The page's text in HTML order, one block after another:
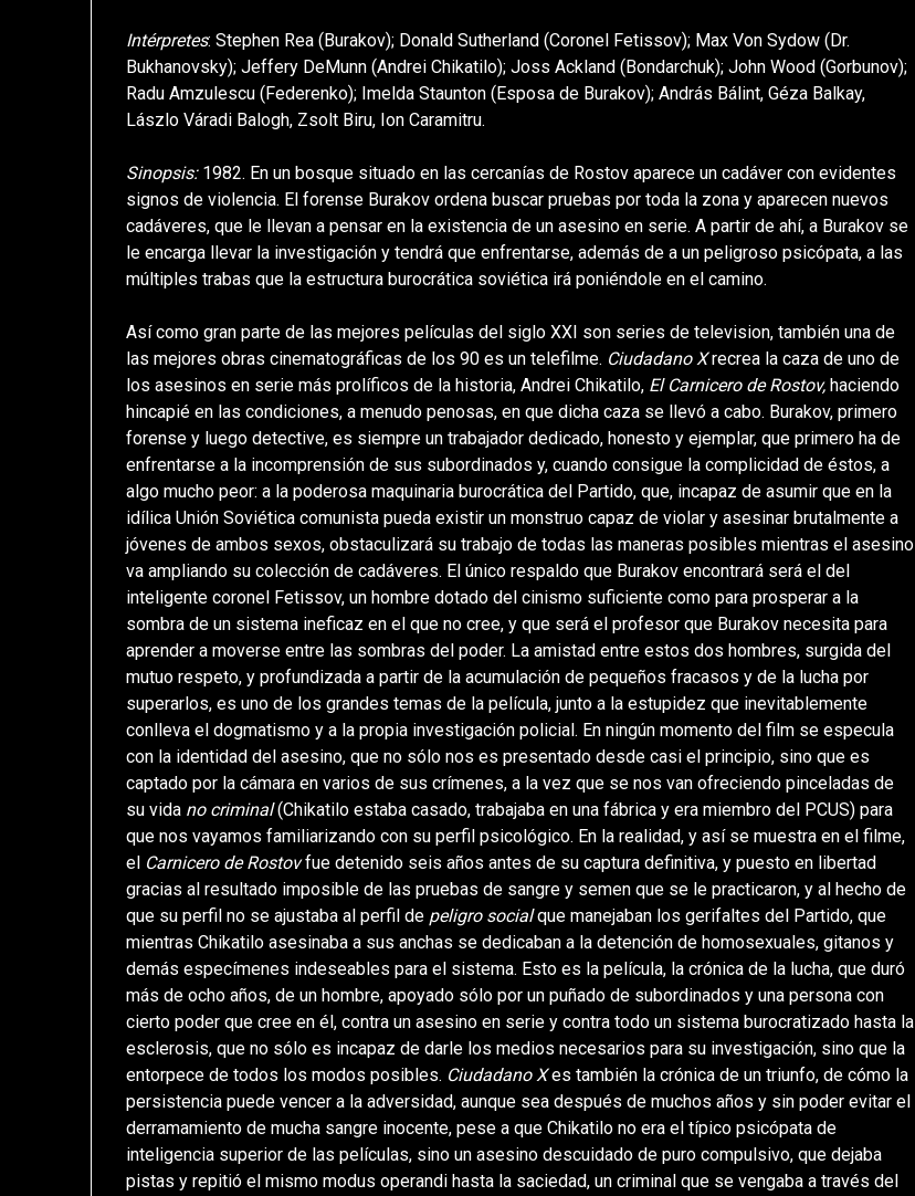
Intérpretes: Stephen Rea (Burakov); Donald Sutherland (Coronel Fetissov); Max Von Sydow (Dr.
Bukhanovsky); Jeffery DeMunn (Andrei Chikatilo); Joss Ackland (Bondarchuk); John Wood (Gorbunov);
Radu Amzulescu (Federenko); Imelda Staunton (Esposa de Burakov); András Bálint, Géza Balkay,
Lászlo Váradi Balogh, Zsolt Biru, Ion Caramitru.
Sinopsis:1982. En un bosque situado en las cercanías de Rostov aparece un cadáver con evidentes
signos de violencia. El forense Burakov ordena buscar pruebas por toda la zona y aparecen nuevos
cadáveres, que le llevan a pensar en la existencia de un asesino en serie. A partir de ahí, a Burakov se
le encarga llevar la investigación y tendrá que enfrentarse, además de a un peligroso psicópata, a las
múltiples trabas que la estructura burocrática soviética irá poniéndole en el camino.
Así como gran parte de las mejores películas del siglo XXI son series de television, también una de
las mejores obras cinematográficas de los 90 es un telefilme. Ciudadano Xrecrea la caza de uno de
los asesinos en serie más prolíficos de la historia, Andrei Chikatilo, El Carnicero de Rostov, haciendo
hincapié en las condiciones, a menudo penosas, en que dicha caza se llevó a cabo. Burakov, primero
forense y luego detective, es siempre un trabajador dedicado, honesto y ejemplar, que primero ha de
enfrentarse a la incomprensión de sus subordinados y, cuando consigue la complicidad de éstos, a
algo mucho peor: a la poderosa maquinaria burocrática del Partido, que, incapaz de asumir que en la
idílica Unión Soviética comunista pueda existir un monstruo capaz de violar y asesinar brutalmente a
jóvenes de ambos sexos, obstaculizará su trabajo de todas las maneras posibles mientras el asesino
va ampliando su colección de cadáveres. El único respaldo que Burakov encontrará será el del
inteligente coronel Fetissov, un hombre dotado del cinismo suficiente como para prosperar a la
sombra de un sistema ineficaz en el que no cree, y que será el profesor que Burakov necesita para
aprender a moverse entre las sombras del poder. La amistad entre estos dos hombres, surgida del
mutuo respeto, y profundizada a partir de la acumulación de pequeños fracasos y de la lucha por
superarlos, es uno de los grandes temas de la película, junto a la estupidez que inevitablemente
conlleva el dogmatismo y a la propia investigación policial. En ningún momento del film se especula
con la identidad del asesino, que no sólo nos es presentado desde casi el principio, sino que es
captado por la cámara en varios de sus crímenes, a la vez que se nos van ofreciendo pinceladas de
su vida no criminal(Chikatilo estaba casado, trabajaba en una fábrica y era miembro del PCUS) para
que nos vayamos familiarizando con su perfil psicológico. En la realidad, y así se muestra en el filme,
el Carnicero de Rostovfue detenido seis años antes de su captura definitiva, y puesto en libertad
gracias al resultado imposible de las pruebas de sangre y semen que se le practicaron, y al hecho de
que su perfil no se ajustaba al perfil de peligro socialque manejaban los gerifaltes del Partido, que
mientras Chikatilo asesinaba a sus anchas se dedicaban a la detención de homosexuales, gitanos y
demás especímenes indeseables para el sistema. Esto es la película, la crónica de la lucha, que duró
más de ocho años, de un hombre, apoyado sólo por un puñado de subordinados y una persona con
cierto poder que cree en él, contra un asesino en serie y contra todo un sistema burocratizado hasta la
esclerosis, que no sólo es incapaz de darle los medios necesarios para su investigación, sino que la
entorpece de todos los modos posibles. Ciudadano Xes también la crónica de un triunfo, de cómo la
persistencia puede vencer a la adversidad, aunque sea después de muchos años y sin poder evitar el
derramamiento de mucha sangre inocente, pese a que Chikatilo no era el típico psicópata de
inteligencia superior de las películas, sino un asesino descuidado de puro compulsivo, que dejaba
pistas y repitió el mismo modus operandi hasta la saciedad, un criminal que se vengaba a través del